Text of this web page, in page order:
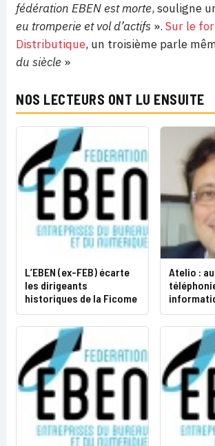
fédération EBEN est morte, souligne
eu tromperie et vol d’actifs ». Sur le
Distributique, un troisième parle
du siècle »
NOS LECTEURS ONT LU ENSUITE
L’EBEN (ex-FEB) écarte
les dirigeants
historiques de la Ficome
Atelio :